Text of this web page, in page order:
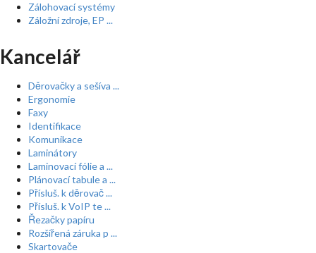
Zálohovací systémy
Záložní zdroje, EP ...
Kancelář
Děrovačky a sešíva ...
Ergonomie
Faxy
Identifikace
Komunikace
Laminátory
Laminovací fólie a ...
Plánovací tabule a ...
Přísluš. k děrovač ...
Přísluš. k VoIP te ...
Řezačky papíru
Rozšířená záruka p ...
Skartovače